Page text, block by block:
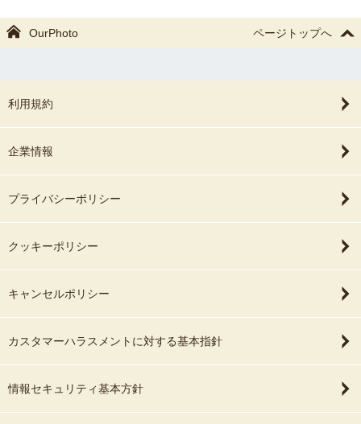
OurPhoto ページトップへ
利用規約
企業情報
プライバシーポリシー
クッキーポリシー
キャンセルポリシー
カスタマーハラスメントに対する基本指針
情報セキュリティ基本方針